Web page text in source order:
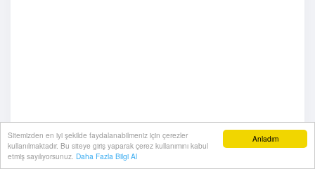
Anladım
Sitemizden en iyi şekilde faydalanabilmeniz için çerezler
kullanılmaktadır. Bu siteye giriş yaparak çerez kullanımını kabul
etmiş sayılıyorsunuz. Daha Fazla Bilgi Al